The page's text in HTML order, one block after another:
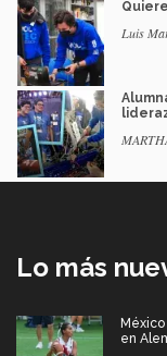
Luis
Lo más
en